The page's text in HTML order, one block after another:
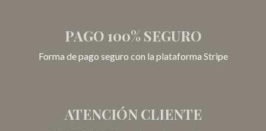
PAGO 100% SEGURO
Forma de pago seguro con la plataforma Stripe
ATENCIÓN CLIENTE